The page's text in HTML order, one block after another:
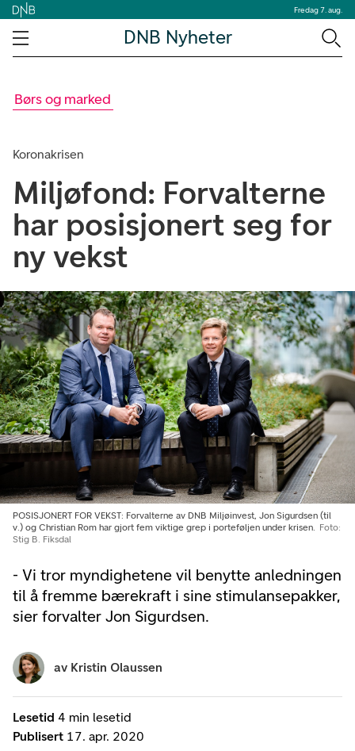
Fredag 7. aug.
DNB Nyheter
Børs og marked
Koronakrisen
Miljøfond: Forvalterne
har posisjonert seg for
ny vekst
- Vi tror myndighetene vil benytte anledningen
til å fremme bærekraft i sine stimulansepakker,
sier forvalter Jon Sigurdsen.
POSISJONERT FOR VEKST: Forvalterne av DNB Miljøinvest, Jon Sigurdsen (til
v.) og Christian Rom har gjort fem viktige grep i porteføljen under krisen. Foto:
Stig B. Fiksdal
Lesetid 4 min lesetid
Publisert 17. apr. 2020
av Kristin Olaussen